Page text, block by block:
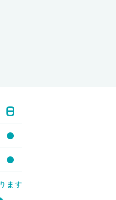
日
●
●
ます